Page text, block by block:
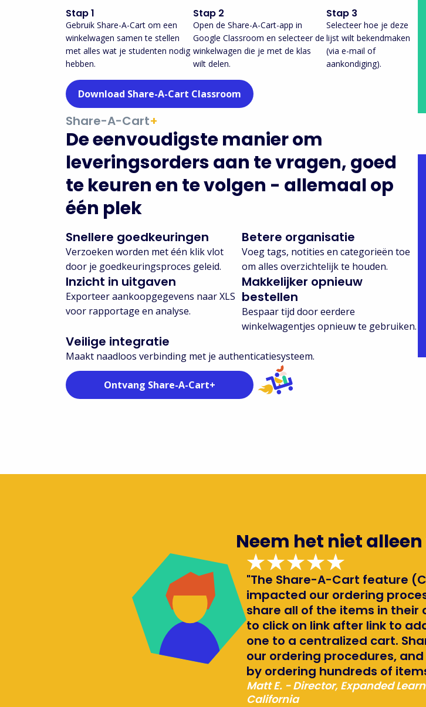
Stap 1
Gebruik Share-A-Cart om een
winkelwagen samen te stellen
met alles wat je studenten nodig
hebben.
Stap 2
Open de Share-A-Cart-app in
Google Classroom en selecteer de
winkelwagen die je met de klas
wilt delen.
Stap 3
Selecteer hoe je deze
lijst wilt bekendmaken
(via e-mail of
aankondiging).
Download Share-A-Cart Classroom
Share-A-Cart+
De eenvoudigste manier om
leveringsorders aan te vragen, goed
te keuren en te volgen - allemaal op
één plek
Snellere goedkeuringen
Verzoeken worden met één klik vlot
door je goedkeuringsproces geleid.
Betere organisatie
Voeg tags, notities en categorieën toe
om alles overzichtelijk te houden.
Inzicht in uitgaven
Exporteer aankoopgegevens naar XLS
voor rapportage en analyse.
Makkelijker opnieuw
bestellen
Bespaar tijd door eerdere
winkelwagentjes opnieuw te gebruiken.
Veilige integratie
Maakt naadloos verbinding met je authenticatiesysteem.
Ontvang Share-A-Cart+
Neem het niet
"The Share-A-Cart feature
impacted our ordering
share all of the items in their
to click on link after link to
one to a centralized cart.
our ordering procedures,
by ordering hundreds of
Matt E. - Director, Expanded
California